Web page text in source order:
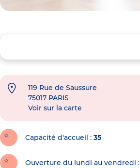
119 Rue de Saussure
75017 PARIS
Voir sur la carte
Capacité d'accueil 35
Ouverture du lundi au vendredi :